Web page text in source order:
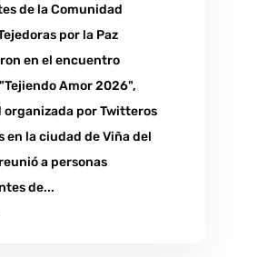
de la Comunidad
por la Paz
en el encuentro
Amor 2026",
por Twitteros
en la ciudad de Viña del
a personas
de...